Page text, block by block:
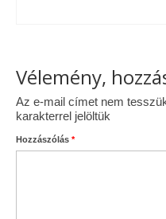
Vélemény,
Az e-mail címet nem
karakterrel jelöltük
Hozzászólás *